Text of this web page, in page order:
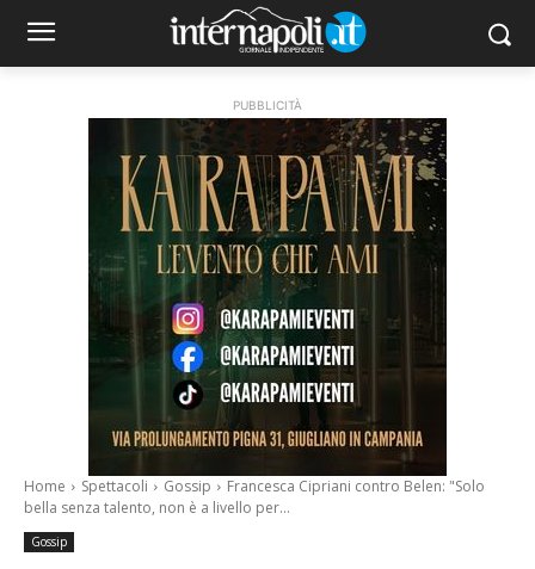
PUBBLICITÀ
Home Spettacoli Gossip
Francesca Cipriani contro Belen: "Solo
bella senza talento, non è a livello per...
Gossip